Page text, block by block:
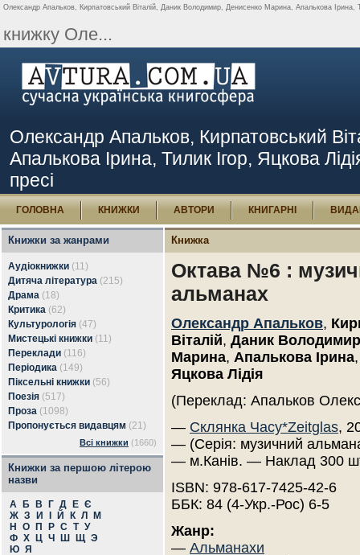
Олександр Апальков, Кирпатовський Віталій, Даник Володимир, Денисенко Марина, Апалькова
книжку Оле...
Олександр Апальков, Кирпатовський
Апалькова Ірина, Тилик Ігор, Яцкова
пресі
ГОЛОВНА КНИЖКИ АВТОРИ КНИГАРНІ
Книжки за жанрами
Аудіокнижки (11)
Дитяча література (215)
Драма (18)
Критика (62)
Культурологія (47)
Мистецькі книжки (11)
Переклади (116)
Періодика (149)
Піксельні книжки (56)
Поезія (517)
Проза (1098)
Пропонується видавцям (21)
Всі книжки (1660)
Книжки за першою літерою
назви
А Б В Г Д Е Є
Ж З И Й К Л
М
Н
О П Р С Т У
Ф Х Ц Ч Ш Щ Э
Ю Я
Книжка
Октава №6 :
альманах
Олександр Апальков,
Віталій, Даник Володимир
Марина, Апалькова Ірина
Яцкова Лідія
(Переклад: Апальков
— Склянка Часу*Zeitglas,
— (Серія: музичний
— м.Канів. — Наклад 300
ISBN: 978-617-7425-42-6
ББК: 84 (4-Укр.-Рос) 6-5
Жанр:
— Альманахи